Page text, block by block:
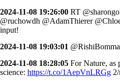
2024-11-08 19:26:00 RT
@ruchowdh @AdamThierer
input!
2024-11-08 19:03:01
2024-11-08 18:28:05 For Nature, as
science: https://t.co/1AepVnLRGg